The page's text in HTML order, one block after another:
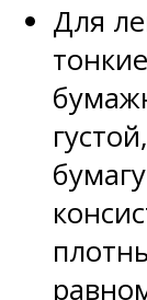
Для